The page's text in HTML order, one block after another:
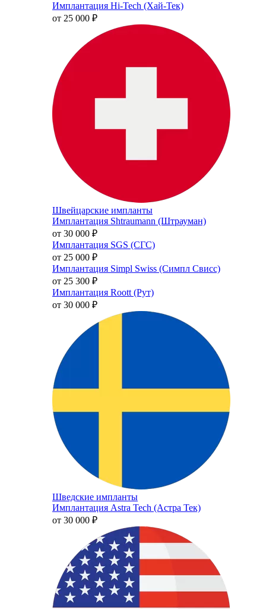
Имплантация Hi-Tech (Хай-Тек)
от 25 000 ₽
Швейцарские импланты
Имплантация Shtraumann (Штрауман)
от 30 000 ₽
Имплантация SGS (СГС)
от 25 000 ₽
Имплантация Simpl Swiss (Симпл Свисс)
от 25 300 ₽
Имплантация Roott (Рут)
от 30 000 ₽
Шведские импланты
Имплантация Astra Tech (Астра Тек)
от 30 000 ₽